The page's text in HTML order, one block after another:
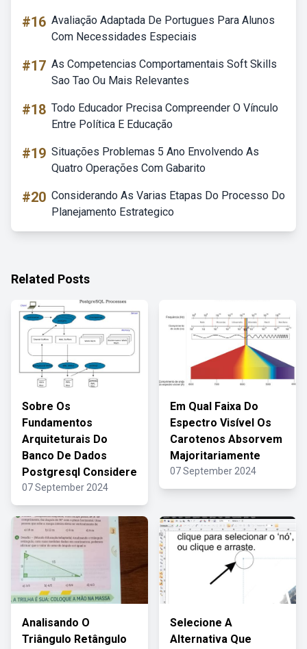
#16 Avaliação Adaptada De Portugues Para Alunos
Com Necessidades Especiais
#17 As Competencias Comportamentais Soft Skills
Sao Tao Ou Mais Relevantes
#18 Todo Educador Precisa Compreender O Vínculo
Entre Política E Educação
#19 Situações Problemas 5 Ano Envolvendo As
Quatro Operações Com Gabarito
#20 Considerando As Varias Etapas Do Processo Do
Planejamento Estrategico
Related Posts
Sobre Os
Fundamentos
Arquiteturais Do
Banco De Dados
Postgresql Considere
07 September 2024
Em Qual Faixa Do
Espectro Visível Os
Carotenos Absorvem
Majoritariamente
07 September 2024
Analisando O
Triângulo Retângulo
Selecione A
Alternativa Que